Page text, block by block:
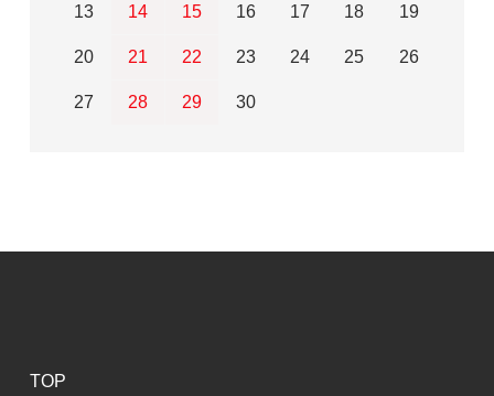
13 14 15 16 17 18 19
20 21 22 23 24 25 26
27 28 29 30
TOP